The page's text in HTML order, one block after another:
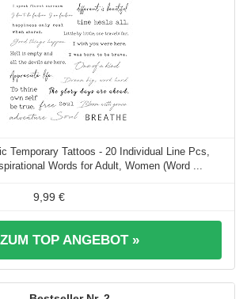
Temporary Tattoos - 20 Individual Line Pcs,
Words for Adult, Women (Word ...
9,99 €
ZUM TOP ANGEBOT »